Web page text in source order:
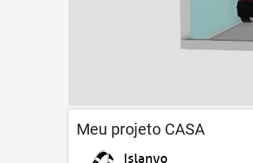
Meu projeto CASA
Islanyo